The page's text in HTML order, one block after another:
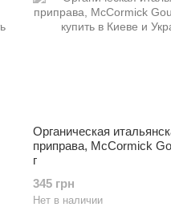
Органическая
приправа, McCormick
г
345 грн
Нет в наличии